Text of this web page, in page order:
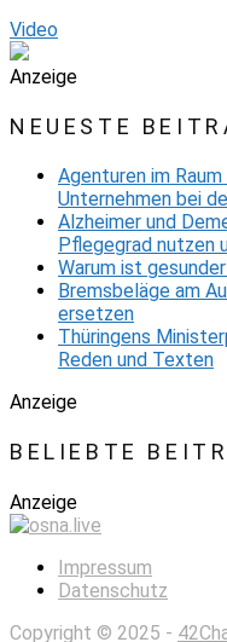
Video
Anzeige
NEUESTE
Agenturen im
Unternehmen bei
Alzheimer und
Pflegegrad nutzen
Warum ist
Bremsbeläge am
ersetzen
Thüringens
Reden und Texten
Anzeige
BELIEBTE
Anzeige
Impressum
Datenschutz
Copyright © 2025 -